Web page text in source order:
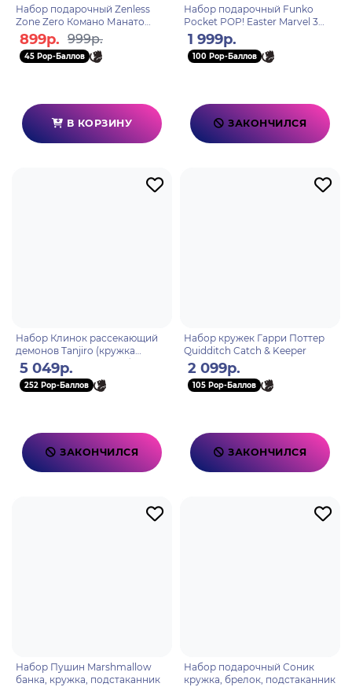
Набор подарочный Zenless
Zone Zero Комано Манато
6942630815149
899р. 999р.
45 Pop-Баллов
В КОРЗИНУ
Набор подарочный Funko
Pocket POP! Easter Marvel 3
фигурки 86143
1 999р.
100 Pop-Баллов
ЗАКОНЧИЛСЯ
Набор Клинок рассекающий
демонов Tanjiro (кружка
керамическая 320 мл, брелок,
записная книжка А6) AB
5 049р.
252 Pop-Баллов
ЗАКОНЧИЛСЯ
Набор кружек Гарри Поттер
Quidditch Catch & Keeper
2 099р.
105 Pop-Баллов
ЗАКОНЧИЛСЯ
Набор Пушин Marshmallow
банка, кружка, подстаканник
Набор подарочный Соник
кружка, брелок, подстаканник